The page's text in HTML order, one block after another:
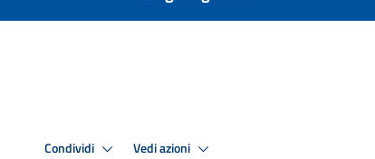
Condividi Vedi azioni